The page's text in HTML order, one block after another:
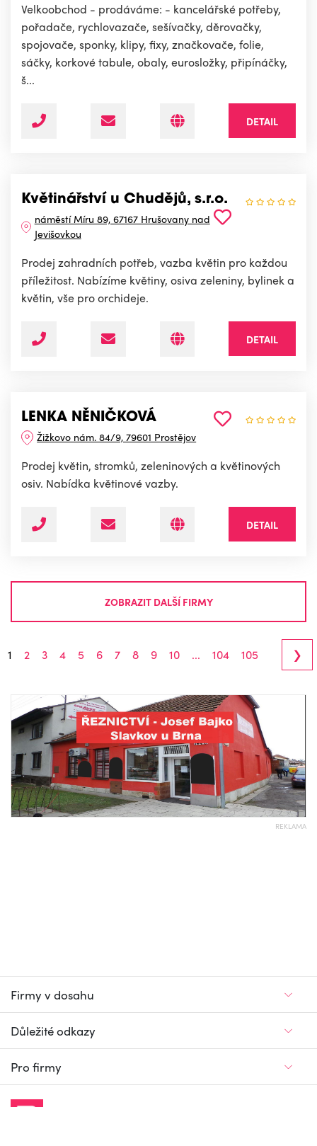
Velkoobchod - prodáváme: - kancelářské potřeby,
pořadače, rychlovazače, sešívačky, děrovačky,
spojovače, sponky, klipy, fixy, značkovače, folie,
sáčky, korkové tabule, obaly, eurosložky, připínáčky,
š...
DETAIL
Květinářství u Chudějů, s.r.o.
náměstí Míru 89, 67167 Hrušovany nad
Jevišovkou
Prodej zahradních potřeb, vazba květin pro každou
příležitost. Nabízíme květiny, osiva zeleniny, bylinek a
květin, vše pro orchideje.
DETAIL
LENKA NĚNIČKOVÁ
Žižkovo nám. 84/9, 79601 Prostějov
Prodej květin, stromků, zeleninových a květinových
osiv. Nabídka květinové vazby.
DETAIL
ZOBRAZIT DALŠÍ FIRMY
1 2 3 4 5 6 7 8 9 10 ... 104 105 ›
REKLAMA
Firmy v dosahu
Důležité odkazy
Pro firmy